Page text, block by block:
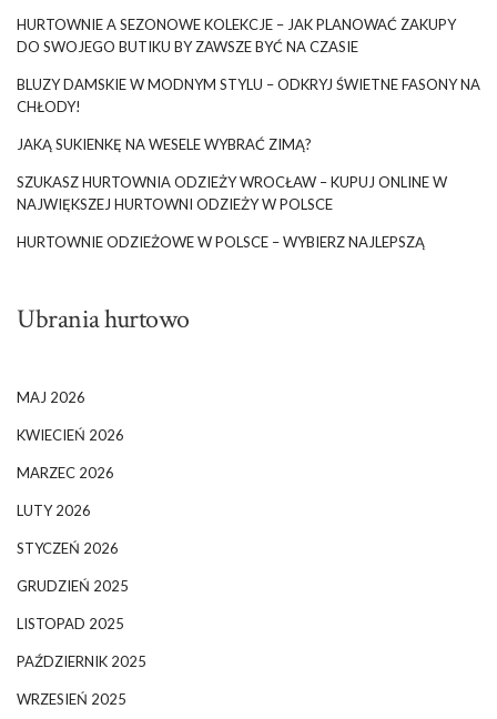
HURTOWNIE A SEZONOWE KOLEKCJE – JAK PLANOWAĆ ZAKUPY
DO SWOJEGO BUTIKU BY ZAWSZE BYĆ NA CZASIE
BLUZY DAMSKIE W MODNYM STYLU – ODKRYJ ŚWIETNE FASONY NA
CHŁODY!
JAKĄ SUKIENKĘ NA WESELE WYBRAĆ ZIMĄ?
SZUKASZ HURTOWNIA ODZIEŻY WROCŁAW – KUPUJ ONLINE W
NAJWIĘKSZEJ HURTOWNI ODZIEŻY W POLSCE
HURTOWNIE ODZIEŻOWE W POLSCE – WYBIERZ NAJLEPSZĄ
Ubrania hurtowo
MAJ 2026
KWIECIEŃ 2026
MARZEC 2026
LUTY 2026
STYCZEŃ 2026
GRUDZIEŃ 2025
LISTOPAD 2025
PAŹDZIERNIK 2025
WRZESIEŃ 2025